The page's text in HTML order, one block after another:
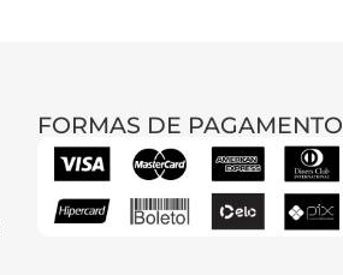
FORMAS DE PAGAMENTO